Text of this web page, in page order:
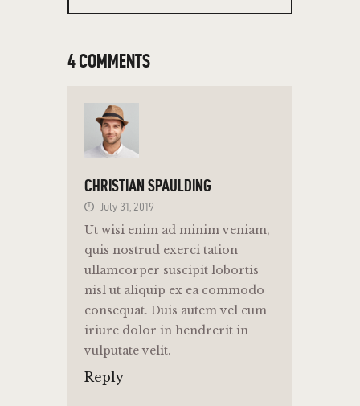
4 COMMENTS
CHRISTIAN SPAULDING
July 31, 2019
Ut wisi enim ad minim veniam,
quis nostrud exerci tation
ullamcorper suscipit lobortis
nisl ut aliquip ex ea commodo
consequat. Duis autem vel eum
iriure dolor in hendrerit in
vulputate velit.
Reply